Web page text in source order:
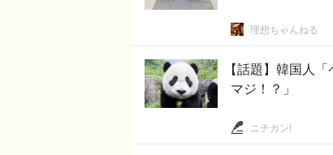
理想ちゃんねる
【話題】韓国人
マジ！？」
ニチカン!